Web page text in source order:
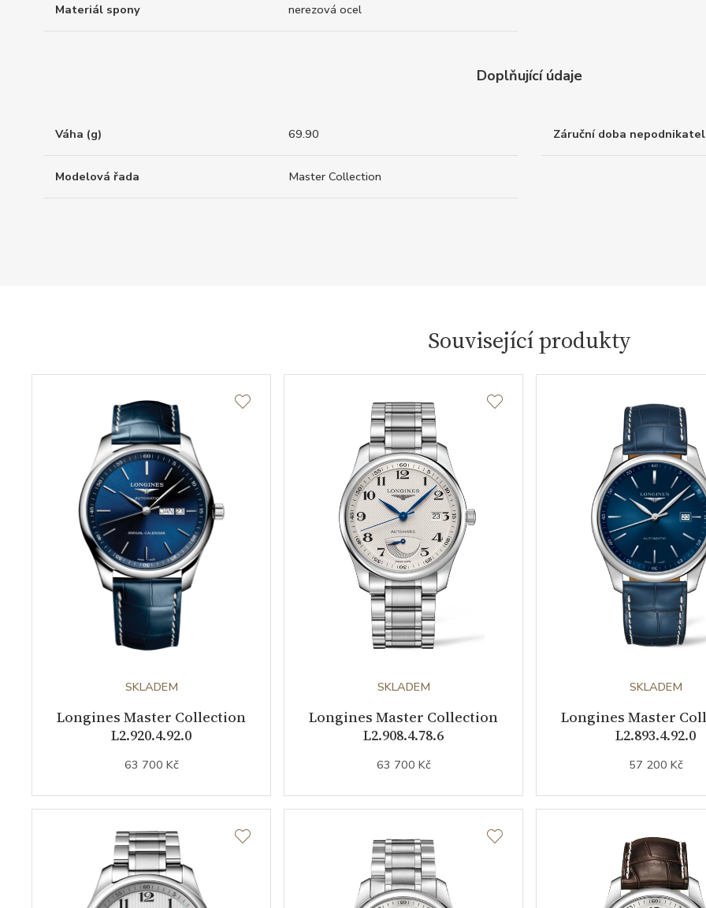
Materiál spony nerezová ocel
Doplňující údaje
Váha (g) 69.90 Záruční doba
Modelová řada Master Collection
Související produkty
SKLADEM
Longines Master Collection
L2.920.4.92.0
63 700 Kč
SKLADEM
Longines Master Collection
L2.908.4.78.6
63 700 Kč
SKLADEM
Longines Master
L2.893.4.92.0
57 200 Kč